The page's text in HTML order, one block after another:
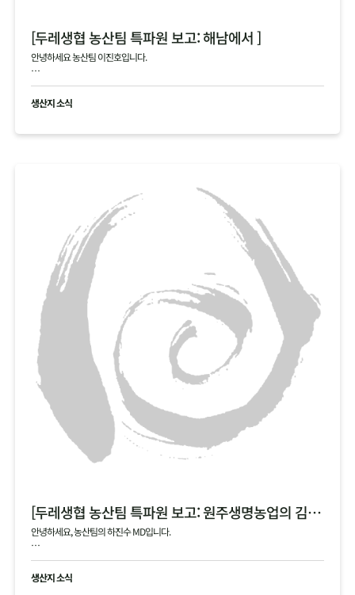
[두레생협 농산팀 특파원 보고: 해남에서 ]
안녕하세요 농산팀 이진호입니다.
해남의 4, 5차 김장 작황에 대한 생생한 정보를 전해드립니다.
생산지 소식
[두레생협 농산팀 특파원 보고: 원주생명농업의 김장 통배추]
안녕하세요, 농산팀의 하진수 MD입니다.
오늘은 제가 김장 시즌의 숨은 주역, 원주생명농업(강원도 정선)을 직접 다녀온 특파원
으로서 감동과 진심을 담아 소식을 전해드립니다!
생산지 소식